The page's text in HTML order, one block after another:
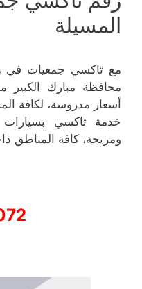
المسيلة
مع تاكسي جمعيات في
محافظة مبارك الكبير
أسعار مدروسة، لكافة
خدمة تاكسي بسيارات
ومريحة، كافة المناطق